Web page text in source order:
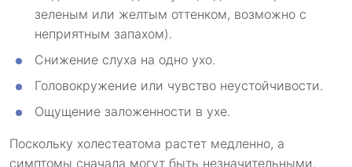
зеленым или желтым оттенком, возможно с
неприятным запахом).
Снижение слуха на одно ухо.
Головокружение или чувство неустойчивости.
Ощущение заложенности в ухе.
Поскольку холестеатома растет медленно, а
симптомы сначала могут быть незначительными,